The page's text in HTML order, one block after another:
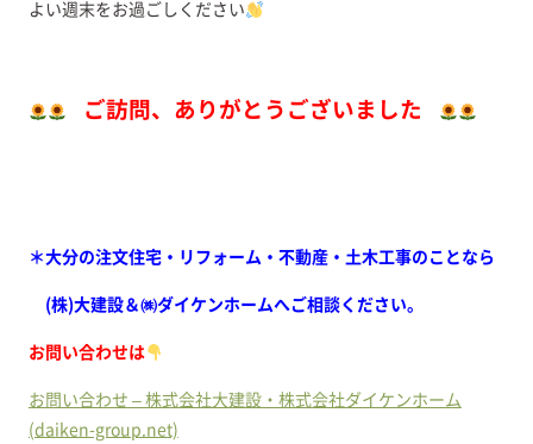
よい週末をお過ごしください
ご訪問、ありがとうございました
＊大分の注文住宅・リフォーム・不動産・土木工事のことなら
(株)大建設＆㈱ダイケンホームへご相談ください。
お問い合わせは
お問い合わせ – 株式会社大建設・株式会社ダイケンホーム
(daiken-group.net)